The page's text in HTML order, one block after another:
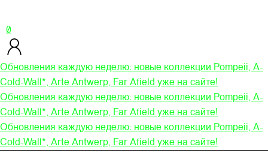
0
Обновления каждую неделю: новые коллекции Pompeii, A-
Cold-Wall*, Arte Antwerp, Far Afield уже на сайте!
Обновления каждую неделю: новые коллекции Pompeii, A-
Cold-Wall*, Arte Antwerp, Far Afield уже на сайте!
Обновления каждую неделю: новые коллекции Pompeii, A-
Cold-Wall*, Arte Antwerp, Far Afield уже на сайте!